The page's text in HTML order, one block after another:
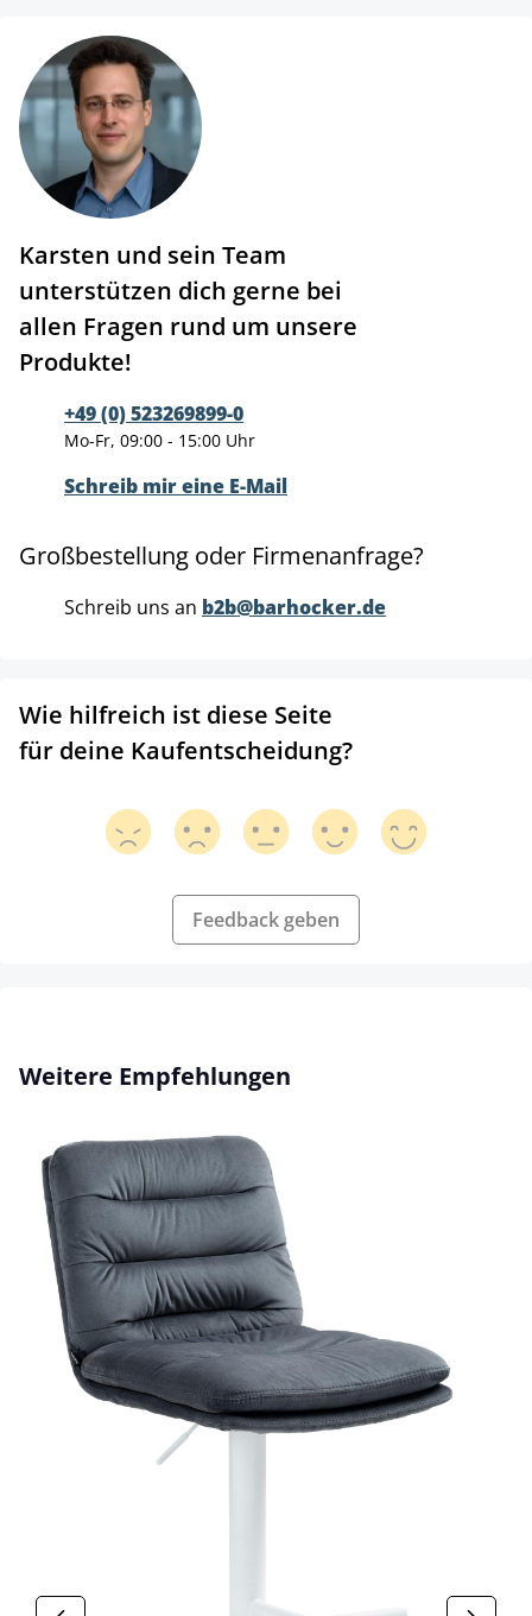
Karsten und sein Team
unterstützen dich gerne bei
allen Fragen rund um unsere
Produkte!
+49 (0) 523269899-0
Mo-Fr, 09:00 - 15:00 Uhr
Schreib mir eine E-Mail
Großbestellung oder Firmenanfrage?
Schreib uns an b2b@barhocker.de
Wie hilfreich ist diese Seite
für deine Kaufentscheidung?
Feedback geben
Produktgalerie überspringen
Weitere Empfehlungen